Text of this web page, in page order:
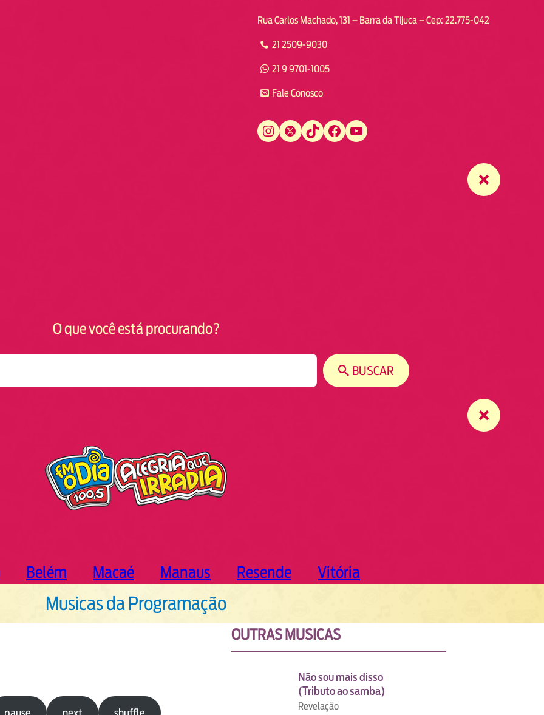
Rua Carlos Machado, 131 – Barra da Tijuca – Cep: 22.775-042
21 2509-9030
21 9 9701-1005
Fale Conosco
Instagram Twitter TikTok Facebook YouTube
O que você está procurando?
BUSCAR
Belém Macaé Manaus Resende Vitória
Musicas da Programação
OUTRAS MUSICAS
Não sou mais disso
(Tributo ao samba)
Revelação